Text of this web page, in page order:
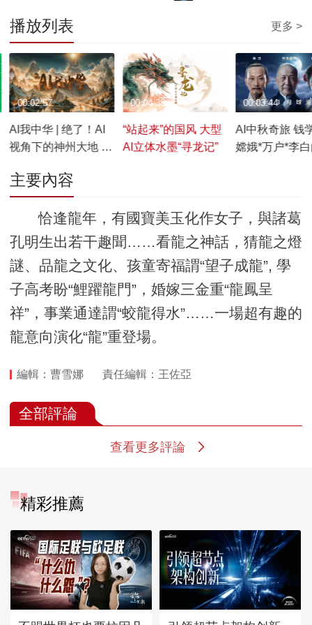
播放列表 更多 >
AI我中华 | 绝了！AI
视角下的神州大地 每
00:02:57
“站起来”的国风 大型
AI立体水墨“寻龙记”
00:04:38
AI中秋奇旅 钱
嫦娥*万户*李
00:03:44
主要內容
恰逢龍年，有國寶美玉化作女子，與諸葛
孔明生出若干趣聞……看龍之神話，猜龍之燈
謎、品龍之文化、孩童寄福謂“望子成龍”, 學
子高考盼“鯉躍龍門”，婚嫁三金重“龍鳳呈
祥”，事業通達謂“蛟龍得水”……一場超有趣的
龍意向演化“龍”重登場。
編輯：曹雪娜 責任編輯：王佐亞
全部評論
查看更多評論
精彩推薦